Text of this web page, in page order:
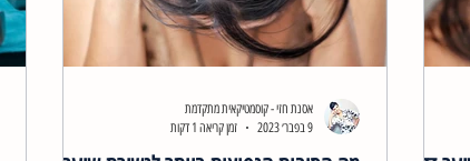
אסנת חזי - קוסמטיקאית מתקדמת
9 בפבר׳ 2023
זמן קריאה 1 דקות